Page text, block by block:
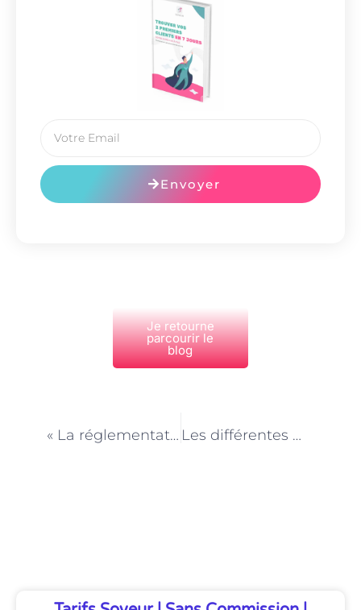
Envoyer
Je retourne
parcourir le
blog
« La réglementation des agences de services d’aide à domicile à Paris » Les différentes modalités de travail des gardes d’enfants à domicile à Paris